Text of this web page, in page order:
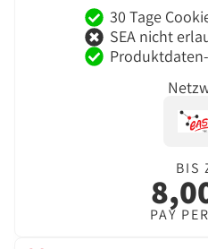
30 Tage
SEA nicht
BIS
PAY